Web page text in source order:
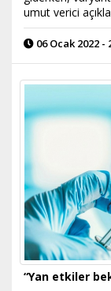
umut verici
06 Ocak 2022 -
“Yan etkiler